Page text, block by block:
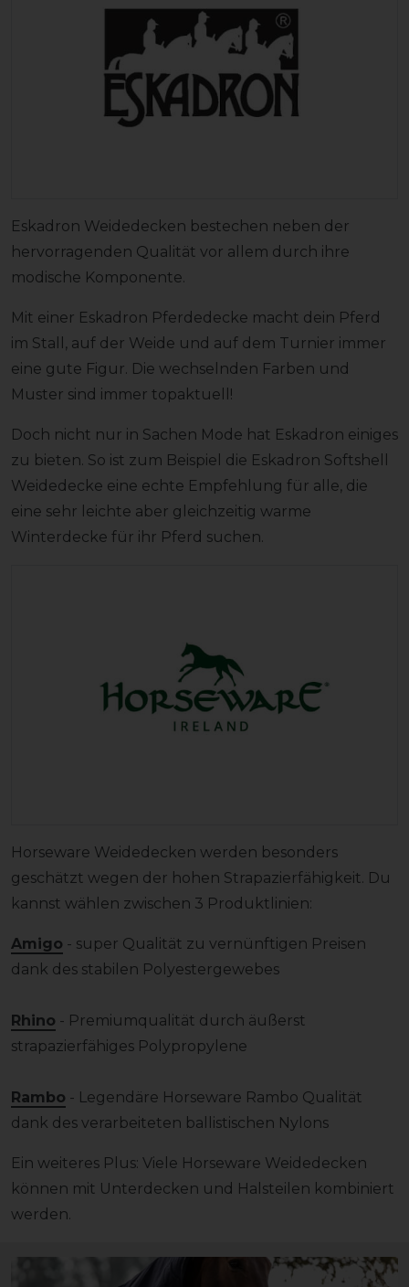
Eskadron Weidedecken bestechen neben der
hervorragenden Qualität vor allem durch ihre
modische Komponente.
Mit einer Eskadron Pferdedecke macht dein Pferd
im Stall, auf der Weide und auf dem Turnier immer
eine gute Figur. Die wechselnden Farben und
Muster sind immer topaktuell!
Doch nicht nur in Sachen Mode hat Eskadron einiges
zu bieten. So ist zum Beispiel die Eskadron Softshell
Weidedecke eine echte Empfehlung für alle, die
eine sehr leichte aber gleichzeitig warme
Winterdecke für ihr Pferd suchen.
Horseware Weidedecken werden besonders
geschätzt wegen der hohen Strapazierfähigkeit. Du
kannst wählen zwischen 3 Produktlinien:
Amigo - super Qualität zu vernünftigen Preisen
dank des stabilen Polyestergewebes
Rhino - Premiumqualität durch äußerst
strapazierfähiges Polypropylene
Rambo - Legendäre Horseware Rambo Qualität
dank des verarbeiteten ballistischen Nylons
Ein weiteres Plus: Viele Horseware Weidedecken
können mit Unterdecken und Halsteilen kombiniert
werden.